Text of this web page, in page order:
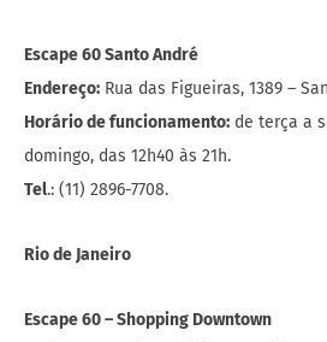
Escape 60 Santo André
Endereço: Rua das Figueiras, 1389 –
Horário de funcionamento: de terça a
domingo, das 12h40 às 21h.
Tel.: (11) 2896-7708.
Rio de Janeiro
Escape 60 – Shopping Downtown